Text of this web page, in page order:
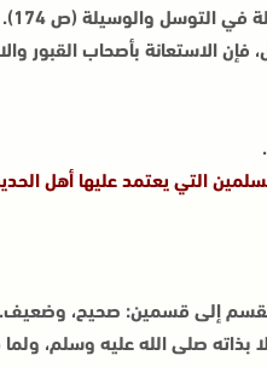
التوسل والوسيلة (ص 174).
الاستعانة بأصحاب القبور
.
التي يعتمد عليها أهل
إلى قسمين: صحيح، وضعيف.
صلى الله عليه وسلم، ولما